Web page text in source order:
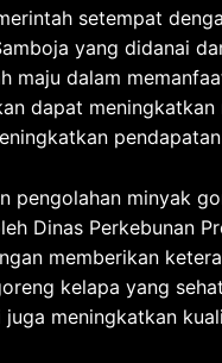
setempat
yang didanai
maju dalam
dapat
pengolahan minyak
Dinas Perkebunan
memberikan
kelapa yang
meningkatkan